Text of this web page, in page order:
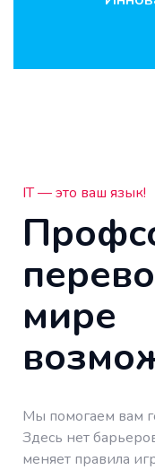
IT — это ваш язык!
мире
Мы помогаем вам
Здесь нет
меняет правила